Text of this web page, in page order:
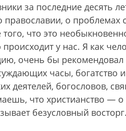
за последние десять
православии, о проблемах
что это
у нас. Я как
очень бы рекомендовал
часы, богатство и
деятелей, богословов,
что христианство — о
безусловный восторг.